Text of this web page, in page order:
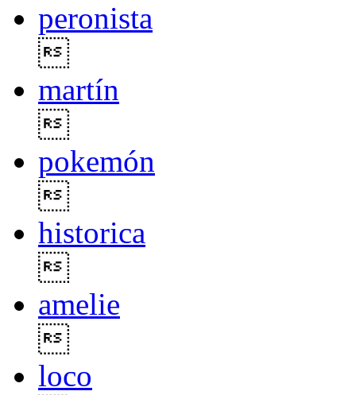
peronista
martín
pokemón
historica
amelie
loco